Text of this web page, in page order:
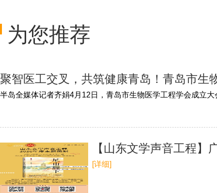
为您推荐
聚智医工交叉，共筑健康青岛！青岛市生
【山东文学声音工程
[详细]